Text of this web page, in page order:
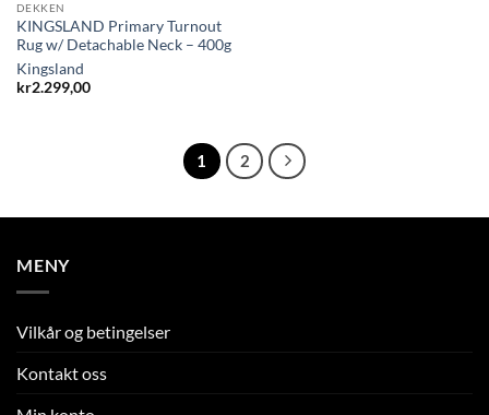
DEKKEN
KINGSLAND Primary Turnout
Rug w/ Detachable Neck – 400g
Kingsland
kr2.299,00
1 2
MENY
Vilkår og betingelser
Kontakt oss